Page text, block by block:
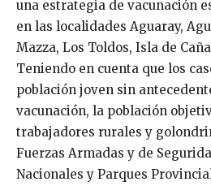
una estrategia de vacunación
en las localidades Aguaray,
Mazza, Los Toldos, Isla de
Teniendo en cuenta que los
población joven sin
vacunación, la población
trabajadores rurales y
Fuerzas Armadas y de
Nacionales y Parques